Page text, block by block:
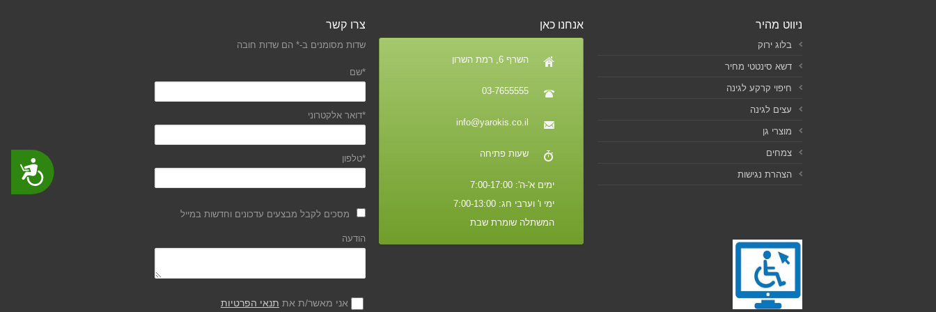
נגישות
ניווט מהיר
בלוג ירוק
דשא סינטטי מחיר
חיפוי קרקע לגינה
עצים לגינה
מוצרי גן
צמחים
הצהרת נגישות
אנחנו כאן
השרף 6, רמת השרון
03-7655555
info@yarokis.co.il
שעות פתיחה
ימים א'-ה': 7:00-17:00
ימי ו' וערבי חג: 7:00-13:00
המשתלה שומרת שבת
צרו קשר
שדות מסומנים ב-* הם שדות חובה
*שם
*דואר אלקטרוני
*טלפון
מסכים לקבל מבצעים עדכונים וחדשות במייל
הודעה
אני מאשר/ת את תנאי הפרטיות